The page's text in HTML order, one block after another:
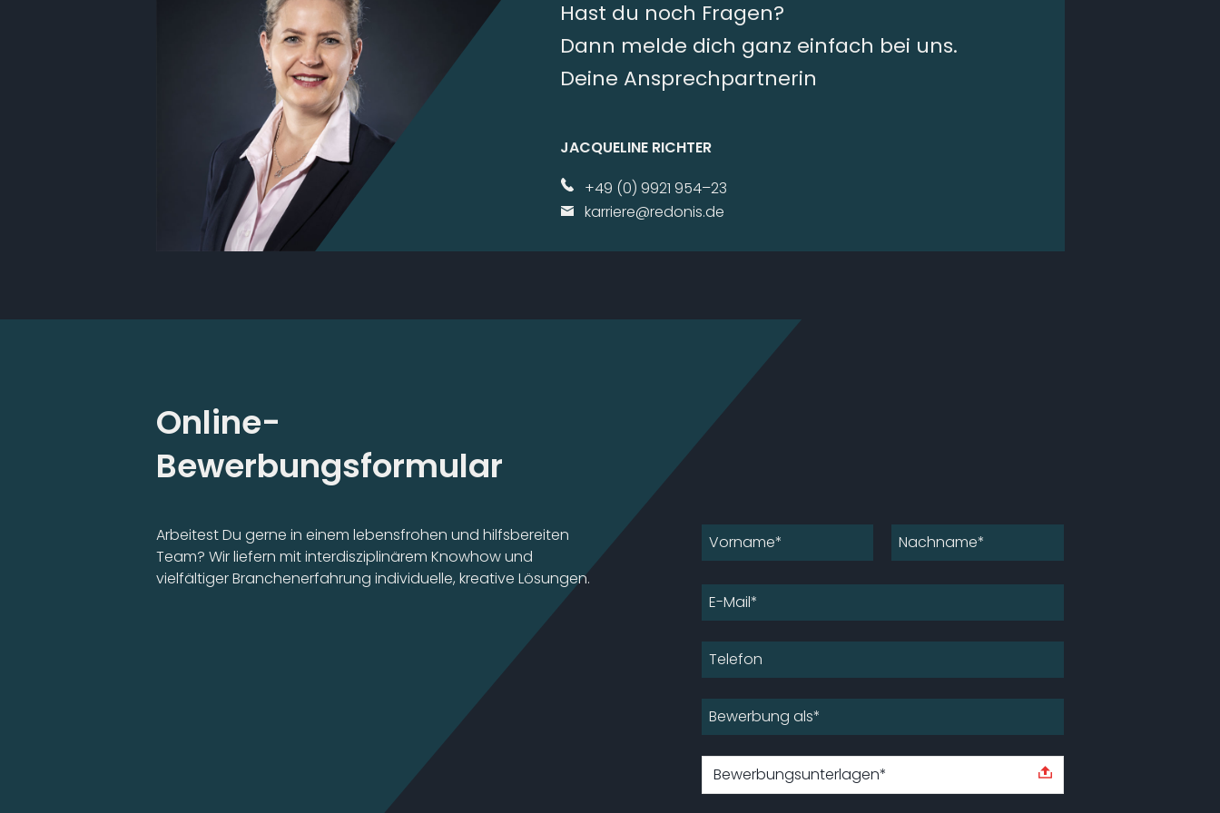
Hast du noch Fragen?
Dann melde dich ganz einfach bei uns.
Deine Ansprechpartnerin
JACQUELINE RICHTER
+49 (0) 9921 954–23
karriere@​redonis.​de
Online-
Bewerbungsformular
Arbeitest Du gerne in einem lebensfrohen und hilfsbereiten
Team? Wir liefern mit interdisziplinärem Knowhow und
vielfältiger Branchenerfahrung individuelle, kreative Lösungen.
Website
Bewerbungsunterlagen*